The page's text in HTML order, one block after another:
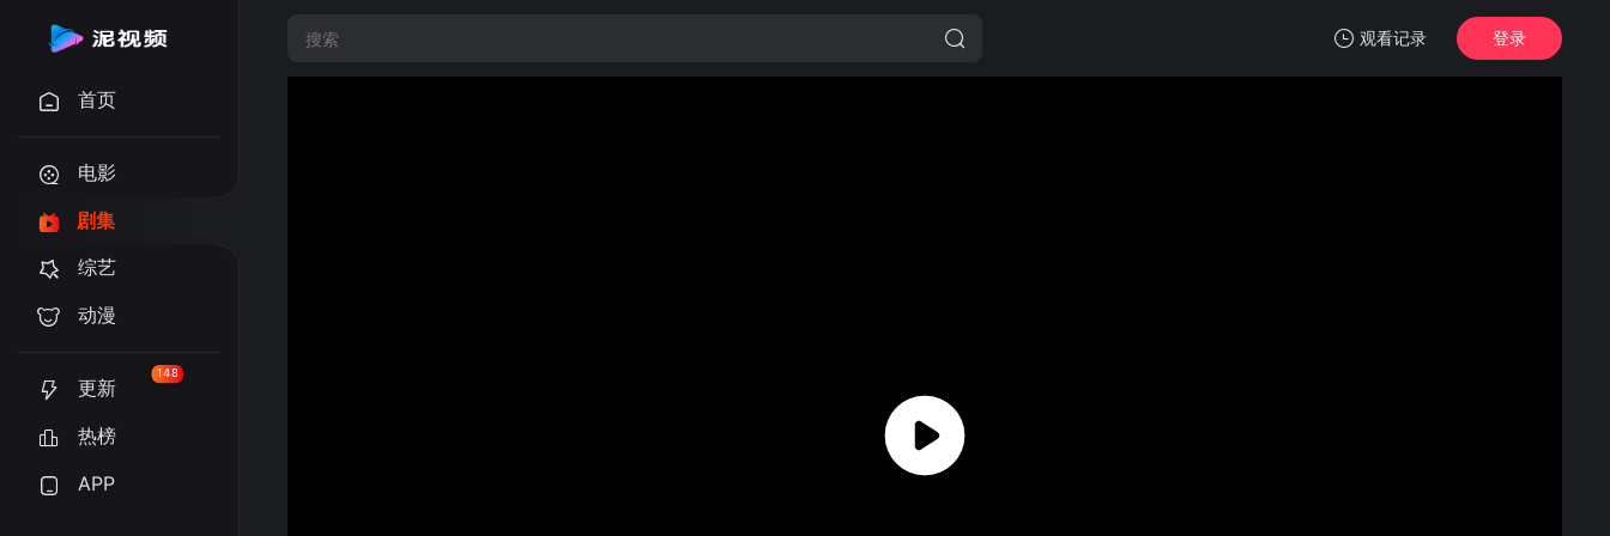
观看记录 登录
首页
电影
剧集
综艺
动漫
更新
148
热榜
APP